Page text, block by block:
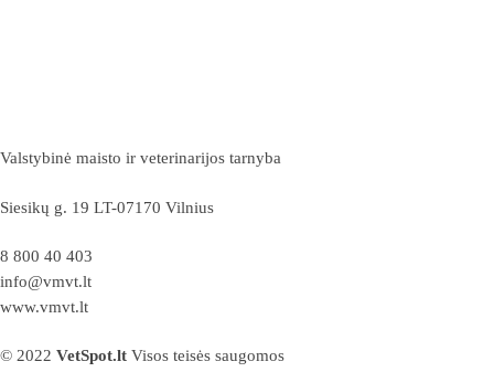
Valstybinė maisto ir veterinarijos tarnyba
Siesikų g. 19 LT-07170 Vilnius
8 800 40 403
info@vmvt.lt
www.vmvt.lt
© 2022 VetSpot.lt Visos teisės saugomos